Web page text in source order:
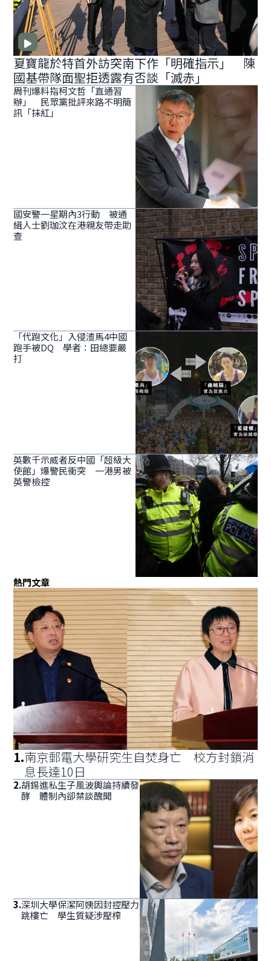
夏寶龍於特首外訪突南下作「明確指示」 陳
國基帶隊面聖拒透露有否談「滅赤」
周刊爆料指柯文哲「直通習
辦」 民眾黨批評來路不明簡
訊「抹紅」
國安警一星期內3行動 被通
緝人士劉珈汶在港親友帶走助
查
「代跑文化」入侵渣馬4中國
跑手被DQ 學者：田總要嚴
打
英數千示威者反中國「超級大
使館」爆警民衝突 一港男被
英警檢控
熱門文章
1.南京郵電大學研究生自焚身亡 校方封鎖消
息長達10日
2.胡錫進私生子風波輿論持續發
酵 體制內卻禁談醜聞
3.深圳大學保潔阿姨因封控壓力
跳樓亡 學生質疑涉壓榨